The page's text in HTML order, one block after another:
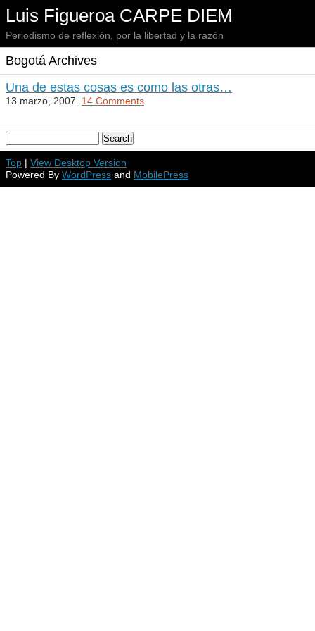
Luis Figueroa CARPE DIEM
Periodismo de reflexión, por la libertad y la razón
Bogotá Archives
Una de estas cosas es como las otras…
13 marzo, 2007. 14 Comments
Top | View Desktop Version
Powered By WordPress and MobilePress